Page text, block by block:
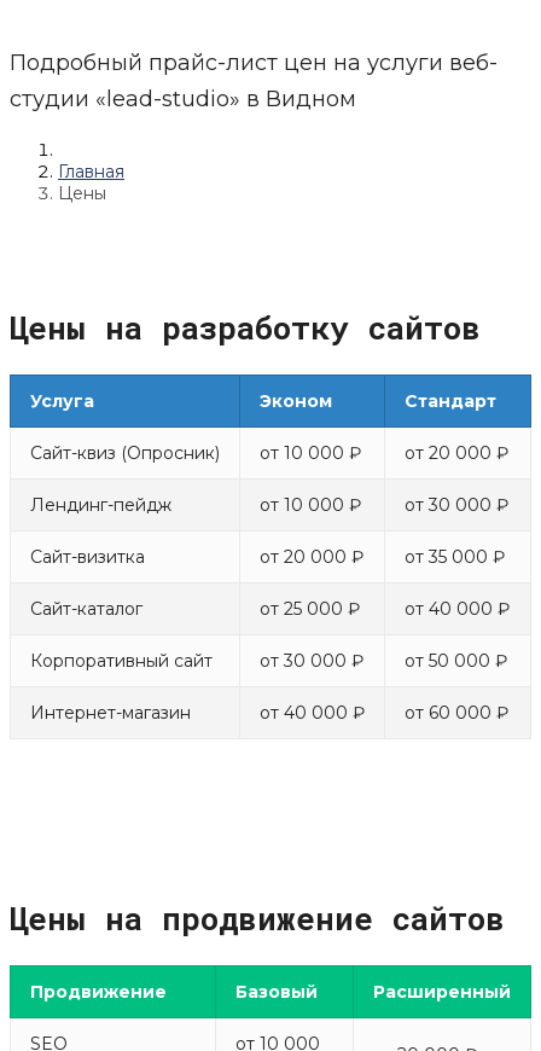
Подробный прайс-лист цен на услуги веб-
студии «lead-studio» в Видном
Главная
Цены
Цены на разработку сайтов
Услуга Эконом Стандарт
Сайт-квиз (Опросник) от 10 000 ₽ от 20 000 ₽
Лендинг-пейдж от 10 000 ₽ от 30 000 ₽
Сайт-визитка от 20 000 ₽ от 35 000 ₽
Сайт-каталог от 25 000 ₽ от 40 000 ₽
Корпоративный сайт от 30 000 ₽ от 50 000 ₽
Интернет-магазин от 40 000 ₽ от 60 000 ₽
Цены на продвижение сайтов
Продвижение Базовый Расширенный
SEO от 10 000